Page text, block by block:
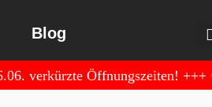
Blog
verkürzte Öffnungszeiten! +++